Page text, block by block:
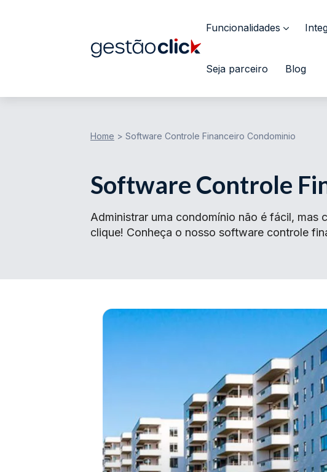
Funcionalidades
Seja parceiro Blog
Home > Software Controle Financeiro Condominio
Software Controle
Administrar uma condomínio não é fácil, mas
clique! Conheça o nosso software controle